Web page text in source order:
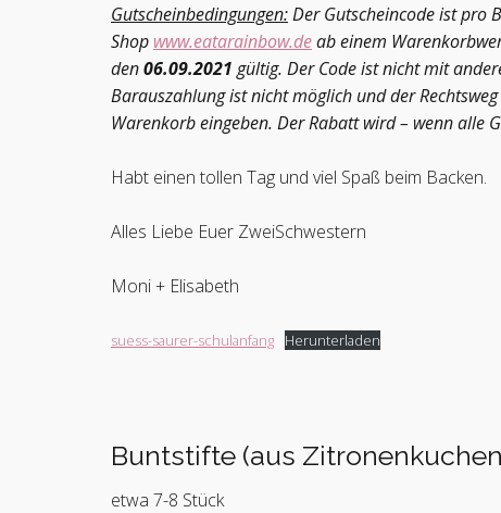
Gutscheinbedingungen:Der Gutscheincode ist pro
Shop www.eatarainbow.deab einem
den06.09.2021 gültig. Der Code ist nicht mit
Barauszahlung ist nicht möglich und der
Warenkorb eingeben. Der Rabatt wird – wenn alle
Habt einen tollen Tag und viel Spaß beim Backen.
Alles Liebe Euer ZweiSchwestern
Moni + Elisabeth
suess-saurer-schulanfang Herunterladen
Buntstifte (aus
etwa 7-8 Stück